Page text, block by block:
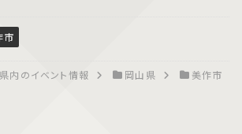
市
内のイベント情報 岡山県 美作市